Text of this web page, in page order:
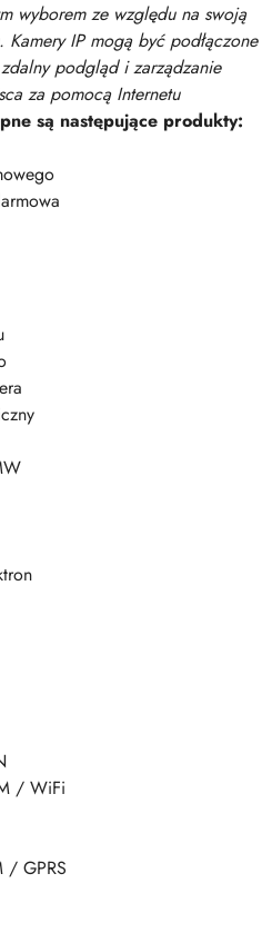
wyborem ze względu na swoją
IP mogą być podłączone
podgląd i zarządzanie
za pomocą Internetu
są następujące produkty:
/ WiFi
/ GPRS